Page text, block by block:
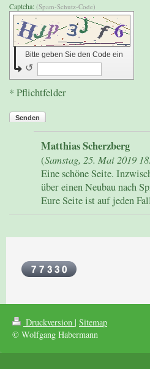
Captcha: (Spam-Schutz-Code)
Bitte geben Sie den Code ein
↺
* Pflichtfelder
Senden
Matthias Scherzberg
(Samstag, 25. Mai 2019
Eine schöne Seite.
über einen Neubau nach
Eure Seite ist auf jeden
Druckversion | Sitemap
© Wolfgang Habermann